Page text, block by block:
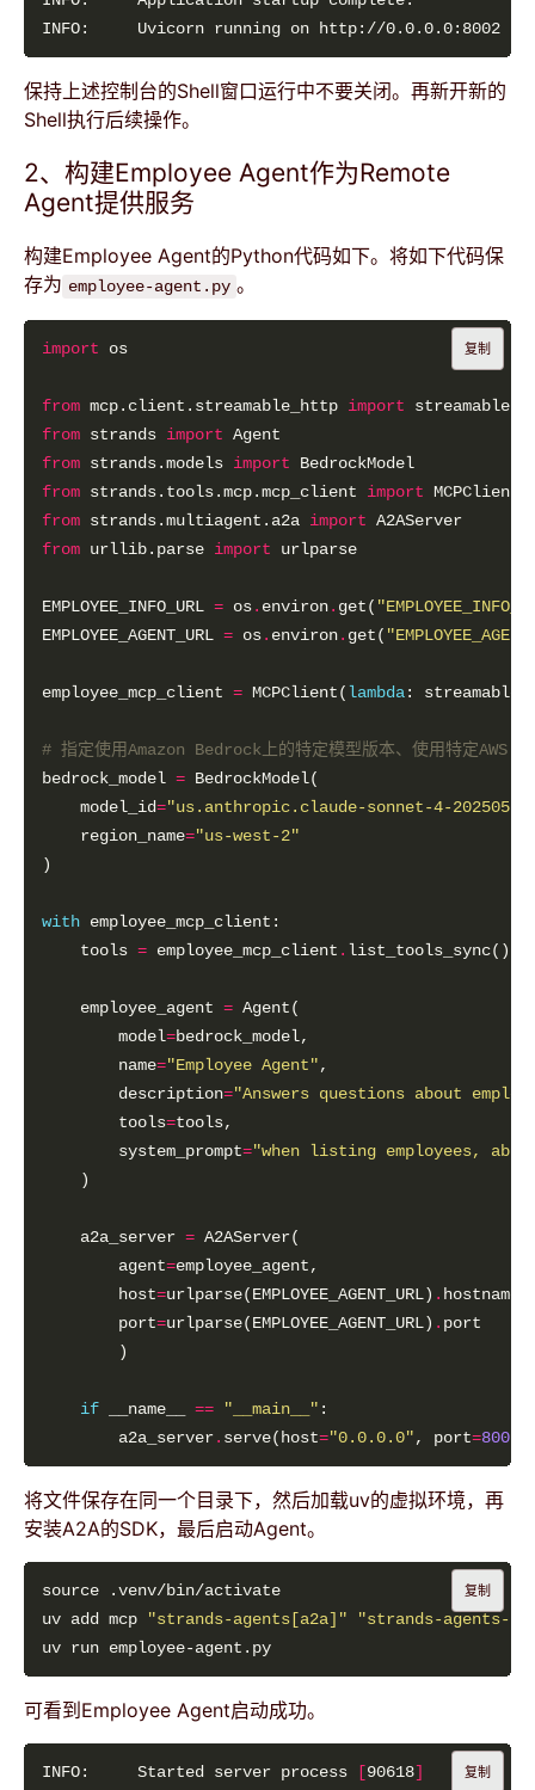
INFO:     Uvicorn running on http://0.0.0.0:8002
保持上述控制台的Shell窗口运行中不要关闭。再新开新的
Shell执行后续操作。
2、构建Employee Agent作为Remote
Agent提供服务
构建Employee Agent的Python代码如下。将如下代码保
存为 employee-agent.py 。
import
from mcp.client.streamable_http import
from strands import
from strands.models import
from strands.tools.mcp.mcp_client import
from strands.multiagent.a2a import
from urllib.parse import
EMPLOYEE_INFO_URL = os. environ. get(
EMPLOYEE_AGENT_URL = os. environ. get(
employee_mcp_client = MCPClient(lambda
# 指定使用Amazon Bedrock上的特定模型版本、使用特定AWS
bedrock_model =
    model_id
="us.anthropic.claude-sonnet-4-
    region_name
="us-west-2"
with
    tools
= employee_mcp_client .
    employee_agent
=
        model
=
        name
="Employee Agent"
        description
="Answers questions about
        tools
=
        system_prompt
="when listing employees,
    a2a_server
=
        agent
=
        host
=urlparse(EMPLOYEE_AGENT_URL) .
        port
=urlparse(EMPLOYEE_AGENT_URL) .
if __name__ == "__main__"
        a2a_server
. serve(host="0.0.0.0", port=8001
复制
将文件保存在同一个目录下，然后加载uv的虚拟环境，再
安装A2A的SDK，最后启动Agent。
uv add mcp
"strands-agents[a2a]"
"strands-agents-
复制
可看到Employee Agent启动成功。
INFO:     Started server process [90618]
复制